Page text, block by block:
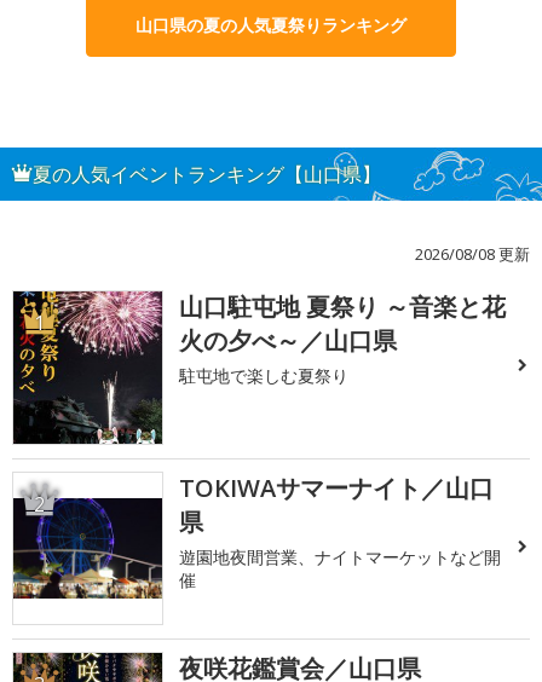
山口県の夏の人気夏祭りランキング
夏の人気イベントランキング【山口県】
2026/08/08 更新
1
山口駐屯地 夏祭り ～音楽と花
火の夕べ～／山口県
駐屯地で楽しむ夏祭り
2
TOKIWAサマーナイト／山口
県
遊園地夜間営業、ナイトマーケットなど開
催
夜咲花鑑賞会／山口県